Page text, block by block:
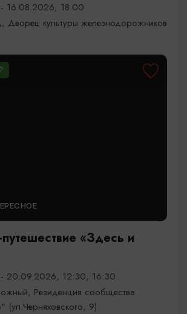
16.08.2026, 18:00
Дворец культуры железнодорожников
«Здесь и
20.09.2026, 12:30, 16:30
Резиденция сообщества
(ул.Черняховского, 9)